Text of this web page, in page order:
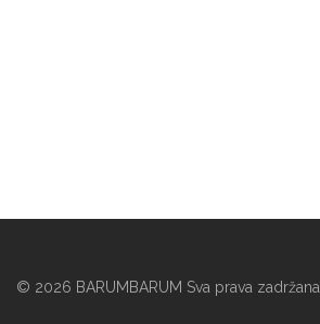
© 2026 BARUMBARUM Sva prava zadržana